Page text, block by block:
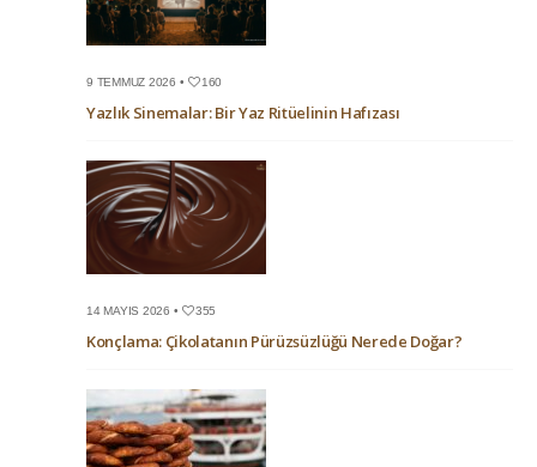
9 TEMMUZ 2026 • 160
Yazlık Sinemalar: Bir Yaz Ritüelinin Hafızası
14 MAYIS 2026 • 355
Konçlama: Çikolatanın Pürüzsüzlüğü Nerede Doğar?